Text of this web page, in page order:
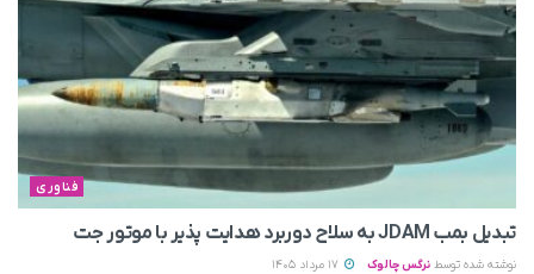
فناوری
تبدیل بمب JDAM به سلاح دوربرد هدایت پذیر با موتور جت
نوشته شده توسط نرگس چالوک